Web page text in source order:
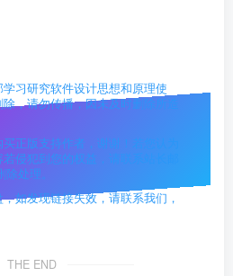
习研究软件设计思想和原理使
，请勿传播，因未及时删除所造
正版支持作者，谢谢！若您认为
侵犯到您的权益，请联系站长邮
处理。
如发现链接失效，请联系我们，
THE END